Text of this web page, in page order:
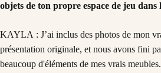
objets de ton propre espace de jeu dans
KAYLA : J’ai inclus des photos de mon
présentation originale, et nous avons fini
beaucoup d'éléments de mes vrais